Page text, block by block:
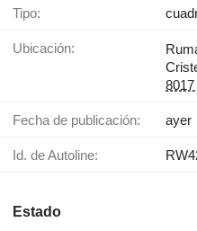
Tipo:
Ubicación:
Fecha de publicación: ayer
Id. de Autoline:
Estado